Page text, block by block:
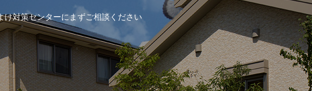
対策センターにまずご相談ください